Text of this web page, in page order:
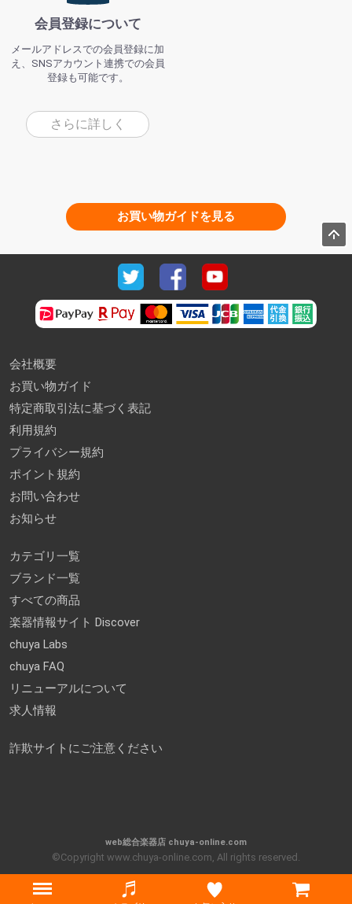
会員登録について
メールアドレスでの会員登録に加
え、SNSアカウント連携での会員
登録も可能です。
さらに詳しく
お買い物ガイドを見る
会社概要
お買い物ガイド
特定商取引法に基づく表記
利用規約
プライバシー規約
ポイント規約
お問い合わせ
お知らせ
カテゴリ一覧
ブランド一覧
すべての商品
楽器情報サイト Discover
chuya Labs
chuya FAQ
リニューアルについて
求人情報
詐欺サイトにご注意ください
web総合楽器店 chuya-online.com
©Copyright www.chuya-online.com, All rights reserved.
Menu